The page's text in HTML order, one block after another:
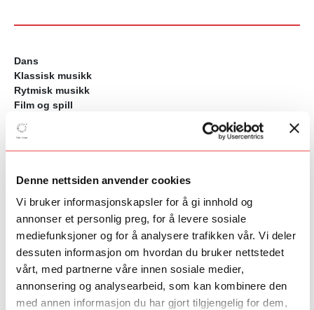
Denne nettsiden anvender cookies
Vi bruker informasjonskapsler for å gi innhold og
annonser et personlig preg, for å levere sosiale
mediefunksjoner og for å analysere trafikken vår. Vi deler
dessuten informasjon om hvordan du bruker nettstedet
vårt, med partnerne våre innen sosiale medier,
annonsering og analysearbeid, som kan kombinere den
med annen informasjon du har gjort tilgjengelig for dem,
Dans
Klassisk musikk
Rytmisk musikk
Film og spill
Litteratur
Visuell kunst
Dirigentløftet
ArtEx English
PopUp